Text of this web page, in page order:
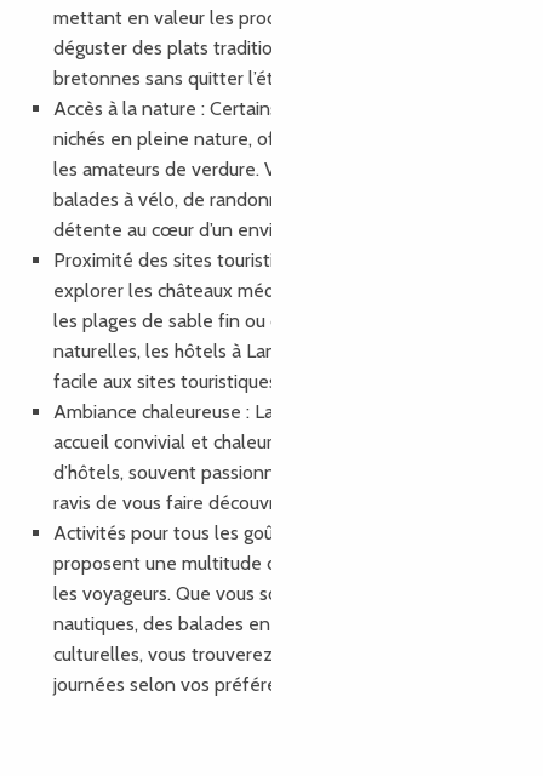
mettant en valeur les produits locaux. Vous pourrez
déguster des plats traditionnels et des spécialités
bretonnes sans quitter l’établissement.
Accès à la nature : Certains hôtels à Lannion sont
nichés en pleine nature, offrant un cadre paisible pour
les amateurs de verdure. Vous pourrez profiter de
balades à vélo, de randonnées et de moments de
détente au cœur d’un environnement naturel préservé.
Proximité des sites touristiques : Que vous souhaitiez
explorer les châteaux médiévaux, vous détendre sur
les plages de sable fin ou découvrir les réserves
naturelles, les hôtels à Lannion vous offriront un accès
facile aux sites touristiques majeurs de la région.
Ambiance chaleureuse : Lannion est réputée pour son
accueil convivial et chaleureux. Les propriétaires
d’hôtels, souvent passionnés par leur région, seront
ravis de vous faire découvrir les trésors de Lannion.
Activités pour tous les goûts : Les hôtels à Lannion
proposent une multitude d’activités adaptées à tous
les voyageurs. Que vous soyez adepte des sports
nautiques, des balades en pleine nature ou des visites
culturelles, vous trouverez de quoi occuper vos
journées selon vos préférences.